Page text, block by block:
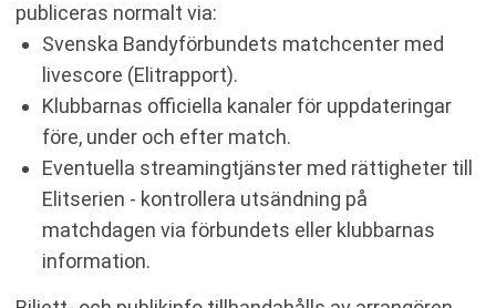
publiceras normalt via:
Svenska Bandyförbundets matchcenter med
livescore (Elitrapport).
Klubbarnas officiella kanaler för uppdateringar
före, under och efter match.
Eventuella streamingtjänster med rättigheter till
Elitserien - kontrollera utsändning på
matchdagen via förbundets eller klubbarnas
information.